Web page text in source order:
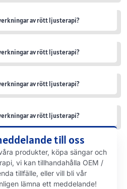
av rött ljusterapi?
av rött ljusterapi?
av rött ljusterapi?
av rött ljusterapi?
till oss
produkter, köpa sängar och
vi kan tillhandahålla OEM /
tillfälle, eller vill bli vår
lämna ett meddelande!